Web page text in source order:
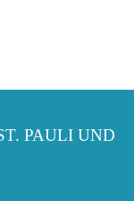
PAULI UND